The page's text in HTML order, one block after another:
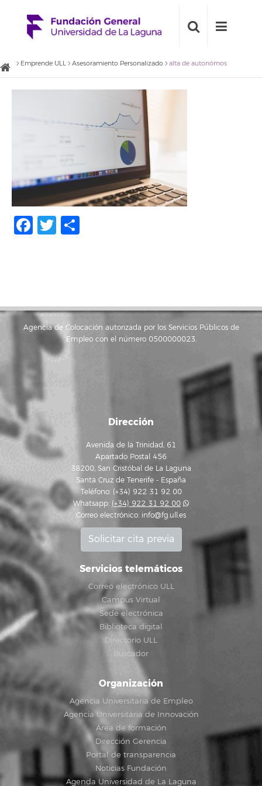
Emprende ULL Asesoramiento Personalizado alta de autonómos
Facebook
Twitter
Agencia de Colocación autorizada por los Servicios Públicos de
Empleo con el número 0500000023.
Dirección
Avenida de la Trinidad, 61
Apartado Postal 456
38200, San Cristóbal de La Laguna
Santa Cruz de Tenerife - España
Teléfono: (+34) 922 31 92 00
Whatsapp: (+34) 922 31 92 00
Correo electrónico: info@fg.ull.es
Solicitar cita previa
Servicios telemáticos
Correo electrónico ULL
Campus Virtual
Sede electrónica
Biblioteca digital
Directorio ULL
Buscador
Organización
Agencia Universitaria de Empleo
Agencia Universitaria de Innovación
Área de formación
Dirección Gerencia
Portal de transparencia
Noticias Fundación
Agenda Universidad de La Laguna